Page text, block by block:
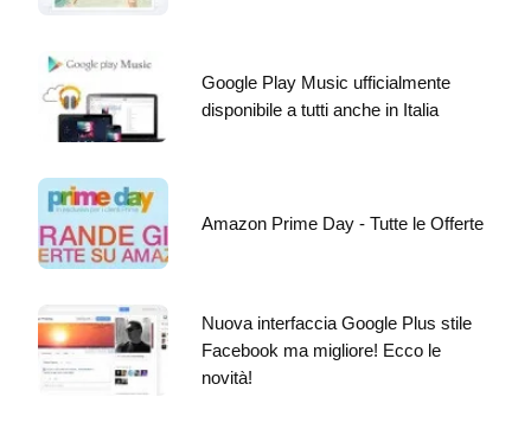
Google Play Music ufficialmente
disponibile a tutti anche in Italia
Amazon Prime Day - Tutte le Offerte
Nuova interfaccia Google Plus stile
Facebook ma migliore! Ecco le
novità!